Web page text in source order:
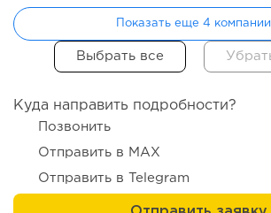
Показать еще 4 компании
Куда направить подробности?
Позвонить
Отправить в MAX
Отправить в Telegram